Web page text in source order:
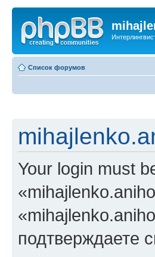
Список форумов
Your login must
подтверждаете